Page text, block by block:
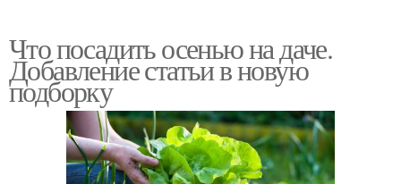
Что посадить осенью на даче.
Добавление статьи в новую
подборку